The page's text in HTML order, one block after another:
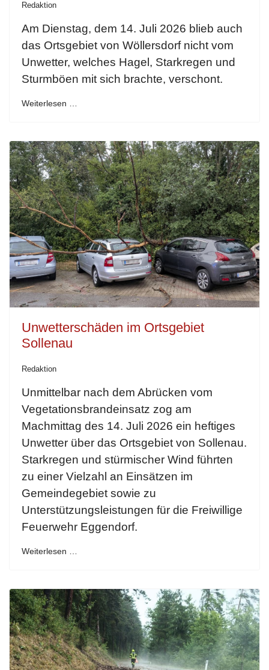
Redaktion
Am Dienstag, dem 14. Juli 2026 blieb auch
das Ortsgebiet von Wöllersdorf nicht vom
Unwetter, welches Hagel, Starkregen und
Sturmböen mit sich brachte, verschont.
Weiterlesen …
Unwetterschäden im Ortsgebiet
Sollenau
Redaktion
Unmittelbar nach dem Abrücken vom
Vegetationsbrandeinsatz zog am
Machmittag des 14. Juli 2026 ein heftiges
Unwetter über das Ortsgebiet von Sollenau.
Starkregen und stürmischer Wind führten
zu einer Vielzahl an Einsätzen im
Gemeindegebiet sowie zu
Unterstützungsleistungen für die Freiwillige
Feuerwehr Eggendorf.
Weiterlesen …